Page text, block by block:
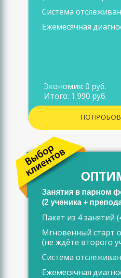
Система
Ежемесячная
Экономия: 0 руб.
Итого: 1 990 руб.
Занятия в парном
(2 ученика +
Пакет из 4 занятий
Мгновенный старт
(не ждёте второго
Система
Ежемесячная